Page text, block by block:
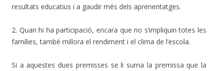
resultats educatius i a gaudir més dels aprenentatges.
2. Quan hi ha participació, encara que no s’impliquin totes les
famílies, també millora el rendiment i el clima de l’escola.
Si a aquestes dues premisses se li suma la premissa que la